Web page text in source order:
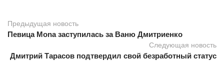
Предыдущая новость
Певица Mona заступилась за Ваню Дмитриенко
Следующая новость
Дмитрий Тарасов подтвердил свой безработный статус